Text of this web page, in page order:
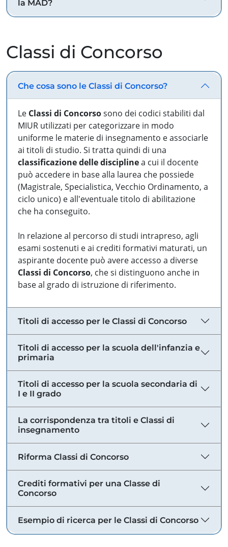
la MAD?
Classi di Concorso
Che cosa sono le Classi di Concorso?
Le Classi di Concorsosono dei codici stabiliti dal
MIUR utilizzati per categorizzare in modo
uniforme le materie di insegnamento e associarle
ai titoli di studio. Si tratta quindi di una
classificazione delle disciplinea cui il docente
può accedere in base alla laurea che possiede
(Magistrale, Specialistica, Vecchio Ordinamento, a
ciclo unico) e all'eventuale titolo di abilitazione
che ha conseguito.
In relazione al percorso di studi intrapreso, agli
esami sostenuti e ai crediti formativi maturati, un
aspirante docente può avere accesso a diverse
Classi di Concorso, che si distinguono anche in
base al grado di istruzione di riferimento.
Titoli di accesso per le Classi di Concorso
Titoli di accesso per la scuola dell'infanzia e
primaria
Titoli di accesso per la scuola secondaria di
I e II grado
La corrispondenza tra titoli e Classi di
insegnamento
Riforma Classi di Concorso
Crediti formativi per una Classe di
Concorso
Esempio di ricerca per le Classi di Concorso